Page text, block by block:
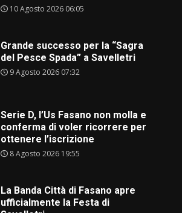
10 Agosto 2026 06:05
Grande successo per la “Sagra
del Pesce Spada” a Savelletri
9 Agosto 2026 07:32
Serie D, l’Us Fasano non molla e
conferma di voler ricorrere per
ottenere l’iscrizione
8 Agosto 2026 19:55
La Banda Città di Fasano apre
ufficialmente la Festa di